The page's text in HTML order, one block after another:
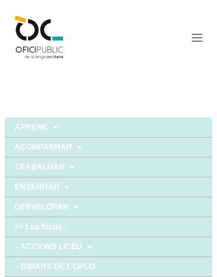
APRENE
ACOMPANHAR
TRABALHAR
ENSENHAR
DESVELOPAR
>> Los fòcus :
– ACCIONS LICEU
– DIMARS DE L’OPLO